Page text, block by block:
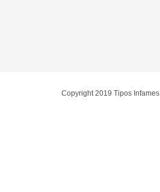
Copyright 2019 Tipos Infames